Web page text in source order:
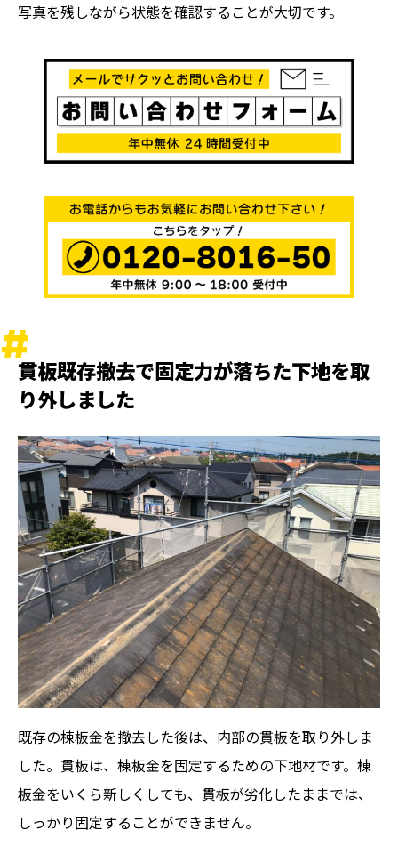
写真を残しながら状態を確認することが大切です。
貫板既存撤去で固定力が落ちた下地を取
り外しました
既存の棟板金を撤去した後は、内部の貫板を取り外しま
した。貫板は、棟板金を固定するための下地材です。棟
板金をいくら新しくしても、貫板が劣化したままでは、
しっかり固定することができません。